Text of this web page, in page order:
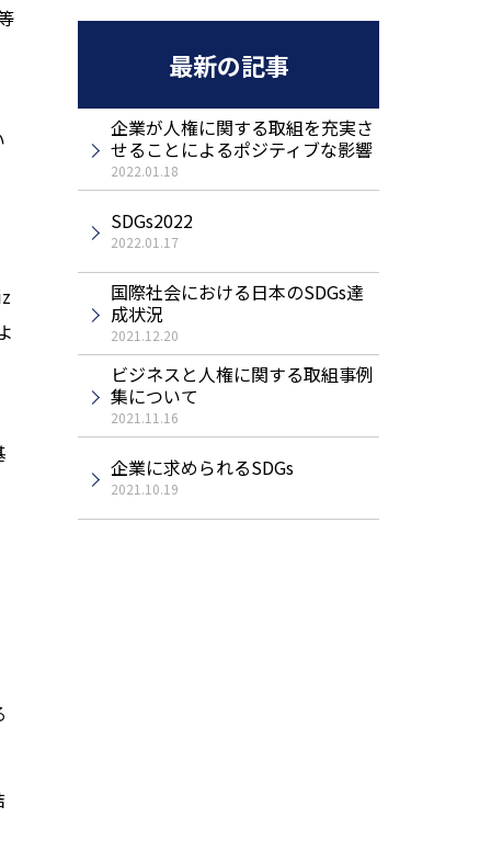
最新の記事
企業が人権に関する取組を充実さ
せることによるポジティブな影響
2022.01.18
SDGs2022
2022.01.17
国際社会における日本のSDGs達
成状況
2021.12.20
ビジネスと人権に関する取組事例
集について
2021.11.16
企業に求められるSDGs
2021.10.19